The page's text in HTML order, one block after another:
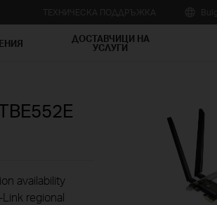
ДОСТАВЧИЦИ НА
УСЛУГИ
availability
regional